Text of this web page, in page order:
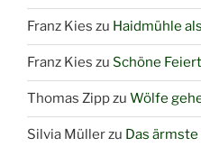
Franz Kies zu Haidmühle
Franz Kies zu Schöne
Thomas Zippzu Wölfe
Silvia Müllerzu Das